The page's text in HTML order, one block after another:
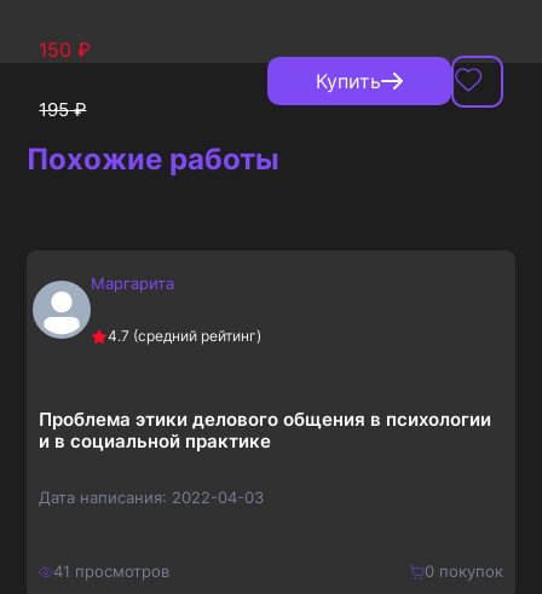
150 ₽
195₽
Купить
Похожие работы
Маргарита
4.7 (средний рейтинг)
Проблема этики делового общения в психологии
и в социальной практике
Дата написания: 2022-04-03
41 просмотров 0покупок